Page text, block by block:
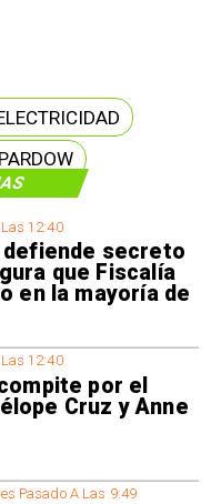
12:40
secreto
que Fiscalía
en la mayoría de
12:40
por el
Cruz y Anne
Pasado A Las 9:49